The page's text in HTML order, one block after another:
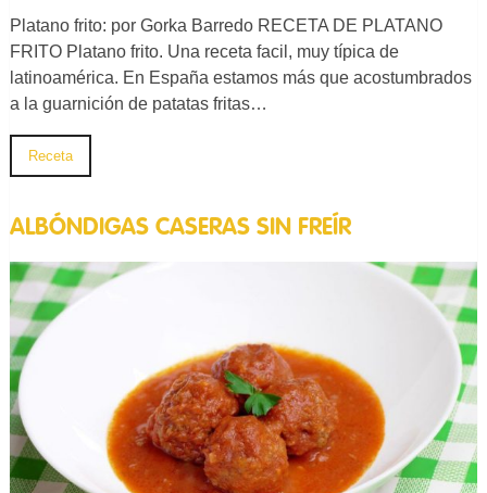
Platano frito: por Gorka Barredo RECETA DE PLATANO
FRITO Platano frito. Una receta facil, muy típica de
latinoamérica. En España estamos más que acostumbrados
a la guarnición de patatas fritas…
Receta
ALBÓNDIGAS CASERAS SIN FREÍR